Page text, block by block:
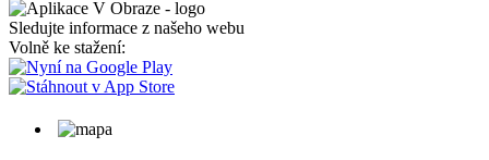
Sledujte informace z našeho webu
Volně ke stažení: